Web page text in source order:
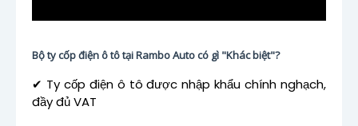
Bộ ty cốp điện ô tô tại Rambo Auto có gì "Khác biệt"?
✔ Ty cốp điện ô tô được nhập khẩu chính nghạch,
đầy đủ VAT